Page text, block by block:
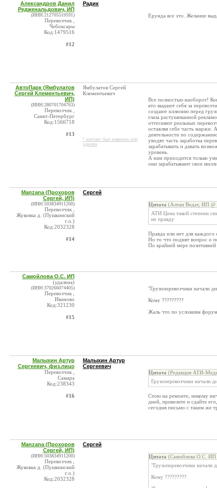
Александров Данил
Редженальдович, ИП
(ИНН:212705519591)
Перевозчик ,
Чебоксары
Код:1479516
#12
Радик
Ерунда все это. Желание
АвтоПарк (Ямбулатов
Сергей Клементьевич,
ИП)
(ИНН:280701704763)
Перевозчик ,
Санкт-Петербург
Код:1566718
#13
Ямбулатов Сергей
Клементьевич
* контакт был изменен или
удален
Все полностью наоборот!
кто выдают себя за
создают иллюзию перед
глаза растушеванной
оттесняют реальных
оставляя себе часть маржи.
деятельности по
уводят часть заработка
зарабатывать и давать
уровень.
А нам приходится только
они зарабатывают свои
Manzana (Прохоров
Сергей, ИП)
(ИНН:503834911200)
Перевозчик ,
Жуковка д. (Пушкинский
г.о.)
Код:2032328
#14
Сергей
Цитата (Алтан Ведат, ИП
АТИ Цена такой степени
не правду
Правда или нет для каждого
Но то что поднят вопрос о
По крайней мере
Самойлова О.С. ИП
(удалена)
(ИНН:370266074405)
Перевозчик ,
Иваново
Код:321230
#15
"Грузоперевозчики начали
Кому ?????????
Жаль что по условиям
Малыхин Артур
Сергеевич, физ.лицо
Перевозчик ,
Самара
Код:238343
#16
Малыхин Артур
Сергеевич
Цитата (Редакция АТИ-
Грузоперевозчики начали
Стою на ремонте, никому
дней, привезите и сдайте
сегодня письмо с таким же
Manzana (Прохоров
Сергей, ИП)
(ИНН:503834911200)
Перевозчик ,
Жуковка д. (Пушкинский
г.о.)
Код:2032328
Сергей
Цитата (Самойлова О.С. ИП
"Грузоперевозчики начали
Кому ?????????